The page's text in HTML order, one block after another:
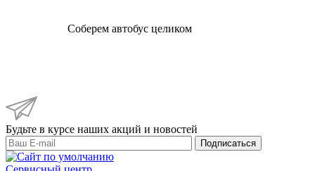
Соберем автобус целиком
Будьте в курсе наших акций и новостей
Подписаться